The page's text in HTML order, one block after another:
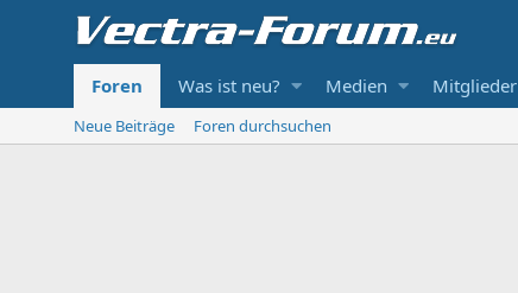
Foren Was ist neu? Medien Mitglieder
Neue Beiträge Foren durchsuchen